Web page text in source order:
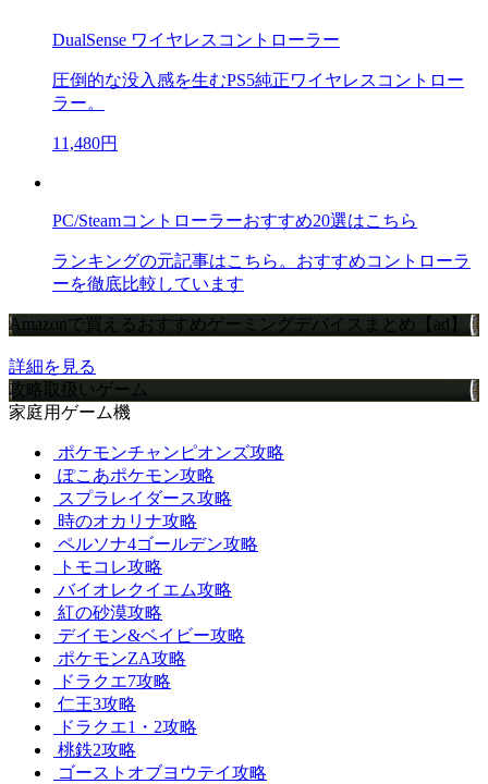
DualSense ワイヤレスコントローラー
圧倒的な没入感を生むPS5純正ワイヤレスコントロー
ラー。
11,480円
PC/Steamコントローラーおすすめ20選はこちら
ランキングの元記事はこちら。おすすめコントローラ
ーを徹底比較しています
Amazonで買えるおすすめゲーミングデバイスまとめ【ad】
詳細を見る
攻略取扱いゲーム
家庭用ゲーム機
ポケモンチャンピオンズ攻略
ぽこあポケモン攻略
スプラレイダース攻略
時のオカリナ攻略
ペルソナ4ゴールデン攻略
トモコレ攻略
バイオレクイエム攻略
紅の砂漠攻略
デイモン&ベイビー攻略
ポケモンZA攻略
ドラクエ7攻略
仁王3攻略
ドラクエ1・2攻略
桃鉄2攻略
ゴーストオブヨウテイ攻略